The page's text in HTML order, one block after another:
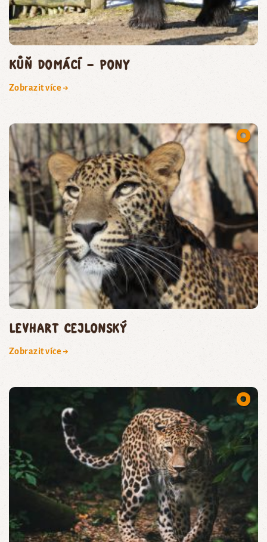
kůň domácí – pony
Zobrazit více →
levhart cejlonský
Zobrazit více →